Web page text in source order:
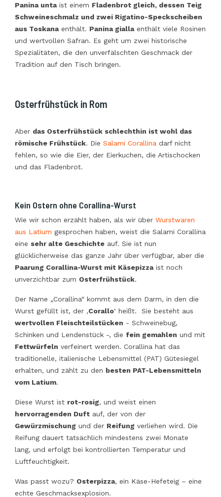
Panina untaist einem Fladenbrot gleich, dessen Teig
Schweineschmalz und zwei Rigatino-Speckscheiben
aus Toskanaenthält. Panina gialla enthält viele Rosinen
und wertvollen Safran. Es geht um zwei historische
Spezialitäten, die den unverfälschten Geschmack der
Tradition auf den Tisch bringen.
Osterfrühstück in Rom
Aber das Osterfrühstück schlechthin ist wohl das
römische Frühstück. Die Salami Corallina darf nicht
fehlen, so wie die Eier, der Eierkuchen, die Artischocken
und das Fladenbrot.
Kein Ostern ohne Corallina-Wurst
Wie wir schon erzählt haben, als wir über Wurstwaren
aus Latium gesprochen haben, weist die Salami Corallina
eine sehr alte Geschichte auf. Sie ist nun
glücklicherweise das ganze Jahr über verfügbar, aber die
Paarung Corallina-Wurst mit Käsepizzaist noch
unverzichtbar zum Osterfrühstück.
Der Name „Corallina“ kommt aus dem Darm, in den die
Wurst gefüllt ist, der ‚Corallo‘ heißt. Sie besteht aus
wertvollen Fleischteilstücken - Schweinebug,
Schinken und Lendenstück -, die fein gemahlen und mit
Fettwürfeln verfeinert werden. Corallina hat das
traditionelle, italienische Lebensmittel (PAT) Gütesiegel
erhalten, und zählt zu den besten PAT-Lebensmitteln
vom Latium.
Diese Wurst ist rot-rosig, und weist einen
hervorragenden Duft auf, der von der
Gewürzmischung und der Reifung verliehen wird. Die
Reifung dauert tatsächlich mindestens zwei Monate
lang, und erfolgt bei kontrollierten Temperatur und
Luftfeuchtigkeit.
Was passt wozu? Osterpizza, ein Käse-Hefeteig – eine
echte Geschmacksexplosion.